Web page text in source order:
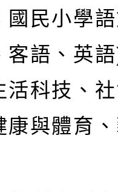
國民小學
客語、英
活科技、
康與體育